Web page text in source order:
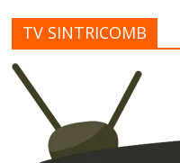
TV SINTRICOMB